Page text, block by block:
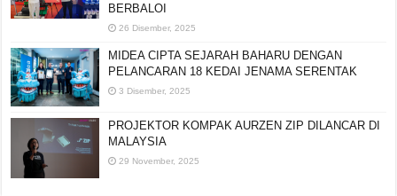
BERBALOI
26 Disember, 2025
MIDEA CIPTA SEJARAH BAHARU DENGAN
PELANCARAN 18 KEDAI JENAMA SERENTAK
3 Disember, 2025
PROJEKTOR KOMPAK AURZEN ZIP DILANCAR DI
MALAYSIA
29 November, 2025